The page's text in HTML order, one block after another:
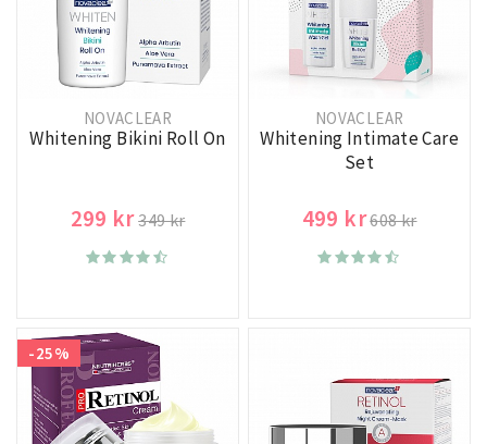
NOVACLEAR
Whitening Bikini Roll On
299 kr349 kr
NOVACLEAR
Whitening Intimate Care
Set
499 kr608 kr
-25%